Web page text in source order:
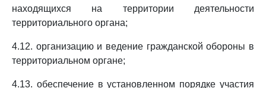
находящихся на территории деятельности
территориального органа;
4.12. организацию и ведение гражданской обороны в
территориальном органе;
4.13. обеспечение в установленном порядке участия